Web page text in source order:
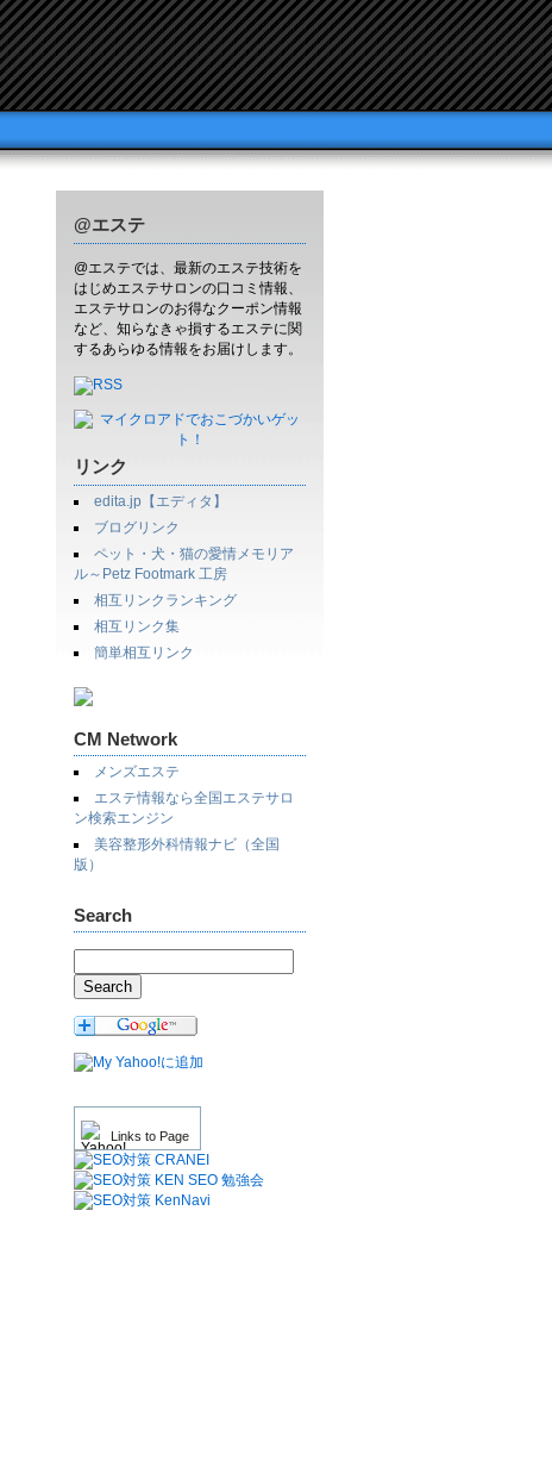
@エステ
@エステでは、最新のエステ技術を
はじめエステサロンの口コミ情報、
エステサロンのお得なクーポン情報
など、知らなきゃ損するエステに関
するあらゆる情報をお届けします。
リンク
edita.jp【エディタ】
ブログリンク
ペット・犬・猫の愛情メモリア
ル～Petz Footmark 工房
相互リンクランキング
相互リンク集
簡単相互リンク
CM Network
メンズエステ
エステ情報なら全国エステサロ
ン検索エンジン
美容整形外科情報ナビ（全国
版）
Search
Links to Page